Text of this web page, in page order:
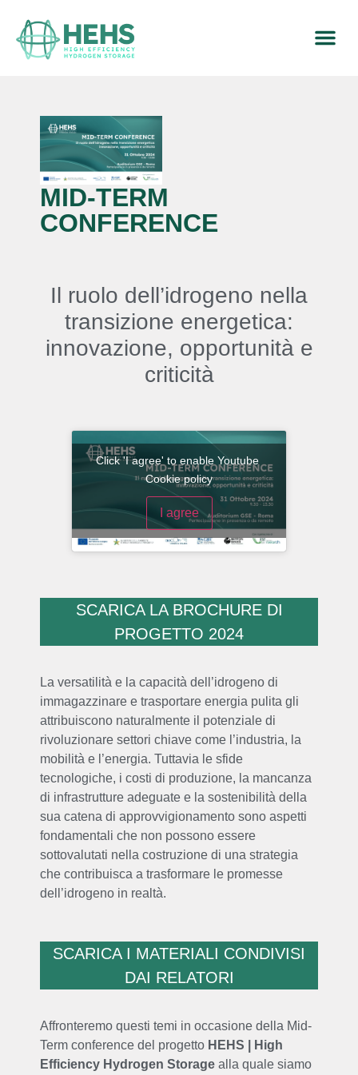
MID-TERM
CONFERENCE
Il ruolo dell’idrogeno nella
transizione energetica:
innovazione, opportunità e
criticità
Click 'I agree' to enable Youtube
Cookie policy
I agree
SCARICA LA BROCHURE DI
PROGETTO 2024
La versatilità e la capacità dell’idrogeno di
immagazzinare e trasportare energia pulita gli
attribuiscono naturalmente il potenziale di
rivoluzionare settori chiave come l’industria, la
mobilità e l’energia. Tuttavia le sfide
tecnologiche, i costi di produzione, la mancanza
di infrastrutture adeguate e la sostenibilità della
sua catena di approvvigionamento sono aspetti
fondamentali che non possono essere
sottovalutati nella costruzione di una strategia
che contribuisca a trasformare le promesse
dell’idrogeno in realtà.
SCARICA I MATERIALI CONDIVISI
DAI RELATORI
Affronteremo questi temi in occasione della Mid-
Term conference del progetto HEHS | High
Efficiency Hydrogen Storage alla quale siamo